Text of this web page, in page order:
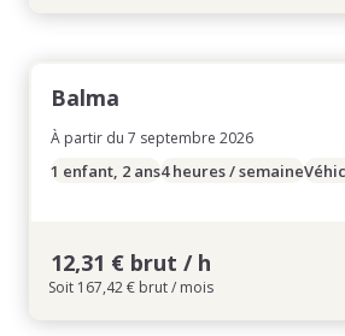
Balma
À partir du 7 septembre 2026
1 enfant, 2 ans4 heures / semaine
12,31 € brut / h
Soit 167,42 € brut / mois